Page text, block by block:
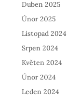
Duben 2025
Únor 2025
Listopad 2024
Srpen 2024
Květen 2024
Únor 2024
Leden 2024